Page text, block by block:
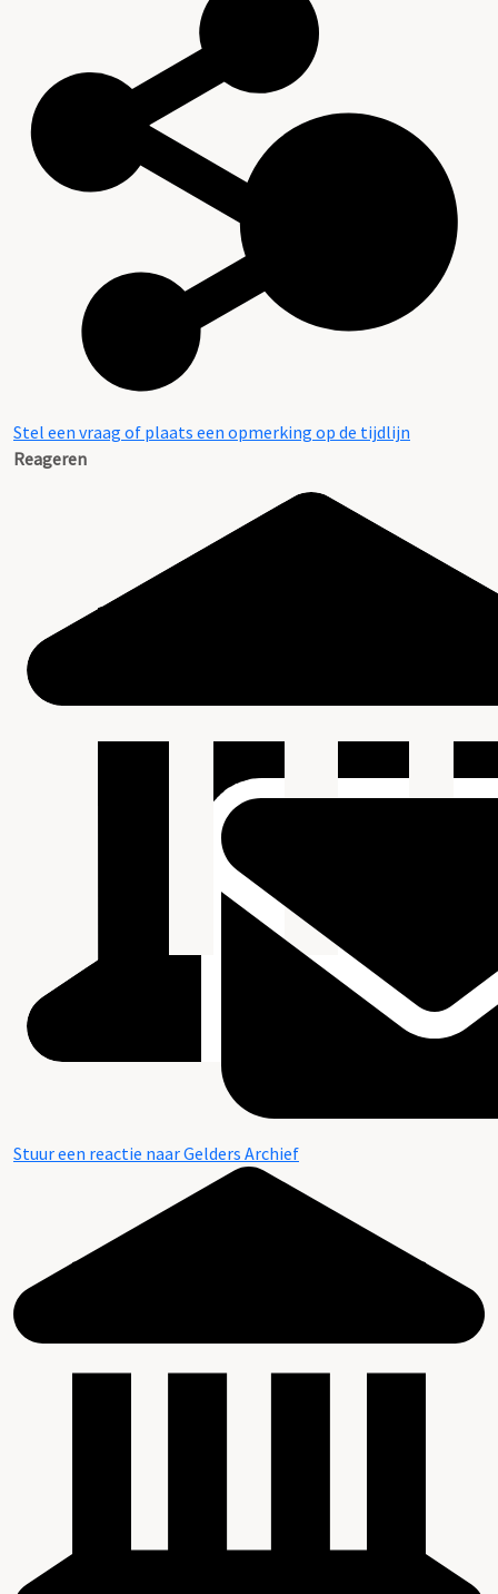
Stel een vraag of plaats een opmerking op de tijdlijn
Reageren
Stuur een reactie naar Gelders Archief